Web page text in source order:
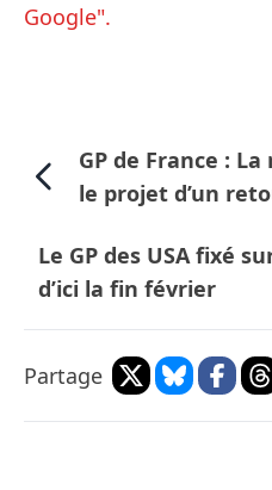
Google".
GP de France :
le projet d’un
Le GP des USA fixé
d’ici la fin février
Partage